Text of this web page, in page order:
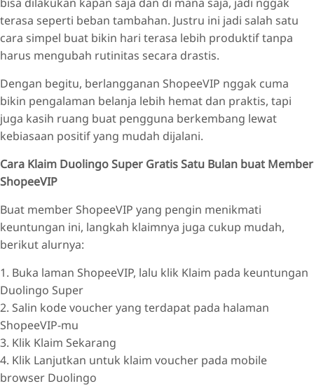
terasa seperti beban tambahan. Justru ini jadi salah satu
cara simpel buat bikin hari terasa lebih produktif tanpa
harus mengubah rutinitas secara drastis.
Dengan begitu, berlangganan ShopeeVIP nggak cuma
bikin pengalaman belanja lebih hemat dan praktis, tapi
juga kasih ruang buat pengguna berkembang lewat
kebiasaan positif yang mudah dijalani.
Cara Klaim Duolingo Super Gratis Satu Bulan buat Member
ShopeeVIP
Buat member ShopeeVIP yang pengin menikmati
keuntungan ini, langkah klaimnya juga cukup mudah,
berikut alurnya:
1. Buka laman ShopeeVIP, lalu klik Klaim pada keuntungan
Duolingo Super
2. Salin kode voucher yang terdapat pada halaman
ShopeeVIP-mu
3. Klik Klaim Sekarang
4. Klik Lanjutkan untuk klaim voucher pada mobile
browser Duolingo